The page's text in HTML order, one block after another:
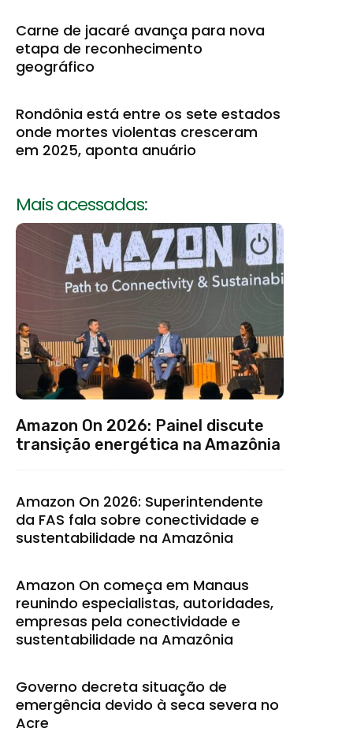
Carne de jacaré avança para nova
etapa de reconhecimento
geográfico
Rondônia está entre os sete estados
onde mortes violentas cresceram
em 2025, aponta anuário
Mais acessadas:
Amazon On 2026: Painel discute
transição energética na Amazônia
Amazon On 2026: Superintendente
da FAS fala sobre conectividade e
sustentabilidade na Amazônia
Amazon On começa em Manaus
reunindo especialistas, autoridades,
empresas pela conectividade e
sustentabilidade na Amazônia
Governo decreta situação de
emergência devido à seca severa no
Acre